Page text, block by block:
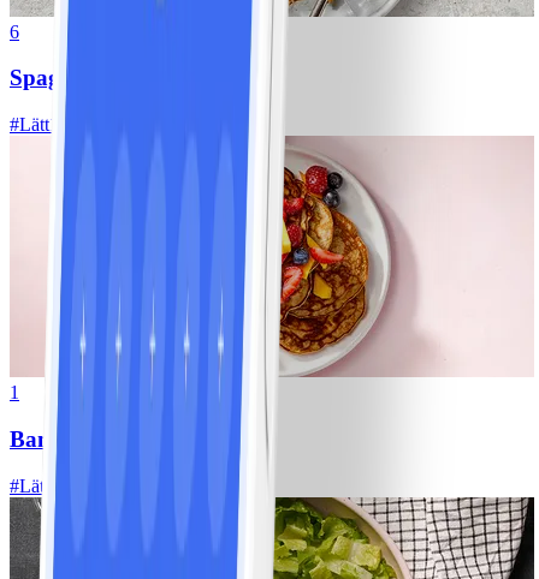
6
Spagetti med köttfärssås
#Lätt10 MIN
1
Bananpannkakor
#Lätt 5 MIN